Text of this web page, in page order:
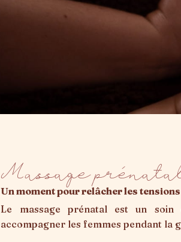
Massage
Un moment pour relâcher les
Le massage prénatal est un soin
accompagner les femmes pendant la